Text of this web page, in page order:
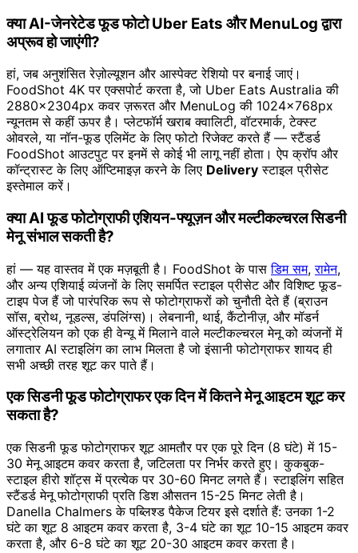
क्या AI-जेनरेटेड फूड फोटो Uber Eats और MenuLog द्वारा
अप्रूव हो जाएंगी?
हां, जब अनुशंसित रेज़ोल्यूशन और आस्पेक्ट रेशियो पर बनाई जाएं।
FoodShot 4K पर एक्सपोर्ट करता है, जो Uber Eats Australia की
2880×2304px कवर ज़रूरत और MenuLog की 1024×768px
न्यूनतम से कहीं ऊपर है। प्लेटफॉर्म खराब क्वालिटी, वॉटरमार्क, टेक्स्ट
ओवरले, या नॉन-फूड एलिमेंट के लिए फोटो रिजेक्ट करते हैं — स्टैंडर्ड
FoodShot आउटपुट पर इनमें से कोई भी लागू नहीं होता। ऐप क्रॉप और
कॉन्ट्रास्ट के लिए ऑप्टिमाइज़ करने के लिए Delivery स्टाइल प्रीसेट
इस्तेमाल करें।
क्या AI फूड फोटोग्राफी एशियन-फ्यूज़न और मल्टीकल्चरल सिडनी
मेनू संभाल सकती है?
हां — यह वास्तव में एक मज़बूती है। FoodShot के पासडिम सम,रामेन,
और अन्य एशियाई व्यंजनों के लिए समर्पित स्टाइल प्रीसेट और विशिष्ट फूड-
टाइप पेज हैं जो पारंपरिक रूप से फोटोग्राफरों को चुनौती देते हैं (ब्राउन
सॉस, ब्रोथ, नूडल्स, डंपलिंग्स)। लेबनानी, थाई, कैंटोनीज़, और मॉडर्न
ऑस्ट्रेलियन को एक ही वेन्यू में मिलाने वाले मल्टीकल्चरल मेनू को व्यंजनों में
लगातार AI स्टाइलिंग का लाभ मिलता है जो इंसानी फोटोग्राफर शायद ही
सभी अच्छी तरह शूट कर पाते हैं।
एक सिडनी फूड फोटोग्राफर एक दिन में कितने मेनू आइटम शूट कर
सकता है?
एक सिडनी फूड फोटोग्राफर शूट आमतौर पर एक पूरे दिन (8 घंटे) में 15-
30 मेनू आइटम कवर करता है, जटिलता पर निर्भर करते हुए। कुकबुक-
स्टाइल हीरो शॉट्स में प्रत्येक पर 30-60 मिनट लगते हैं। स्टाइलिंग सहित
स्टैंडर्ड मेनू फोटोग्राफी प्रति डिश औसतन 15-25 मिनट लेती है।
Danella Chalmers के पब्लिश्ड पैकेज टियर इसे दर्शाते हैं: उनका 1-2
घंटे का शूट 8 आइटम कवर करता है, 3-4 घंटे का शूट 10-15 आइटम कवर
करता है, और 6-8 घंटे का शूट 20-30 आइटम कवर करता है।